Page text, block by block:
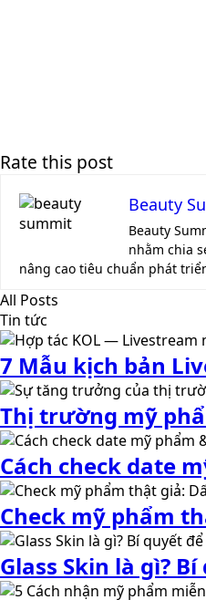
Rate this post
Beauty
Beauty
nhằm chia
nâng cao tiêu chuẩn phát
All Posts
Tin tức
7 Mẫu kịch bản
Thị trường mỹ
Cách check date
Check mỹ phẩm
Glass Skin là gì?